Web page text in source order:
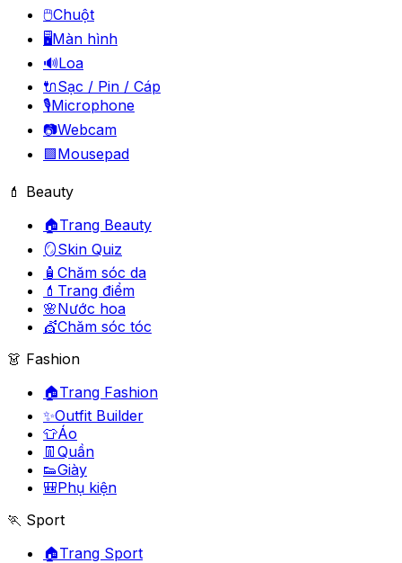
🖱️Chuột
🖥️Màn hình
🔊Loa
🔌Sạc / Pin / Cáp
🎙️Microphone
📷Webcam
🟪Mousepad
💄 Beauty
🏠Trang Beauty
🪞Skin Quiz
🧴 Chăm sóc da
💄 Trang điểm
🌸Nước hoa
💇Chăm sóc tóc
👗 Fashion
🏠Trang Fashion
✨Outfit Builder
👕Áo
👖 Quần
👟Giày
🎒Phụ kiện
🏃 Sport
🏠Trang Sport